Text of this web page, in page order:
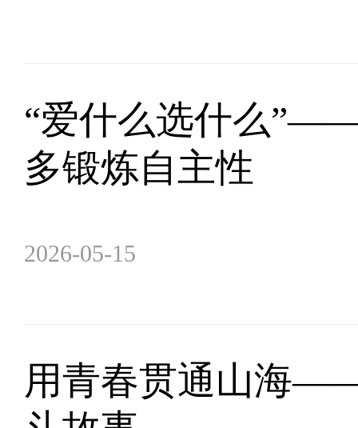
“爱什么选什么
多锻炼自主性
2026-05-15
用青春贯通山海